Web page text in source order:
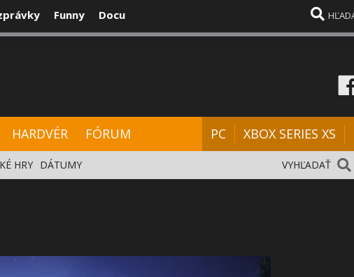
Funny Docu
HARDVÉR FÓRUM PC XBOX SERIES XS
VYHĽADAŤ
HRY DÁTUMY